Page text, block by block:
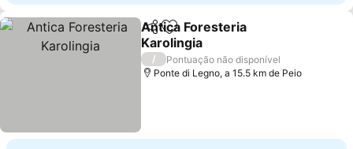
PartilharAdicionar aos favoritos
Antica Foresteria
Karolingia
Ver preços
/
Pontuação não disponível
Ponte di Legno, a 15.5 km de Peio